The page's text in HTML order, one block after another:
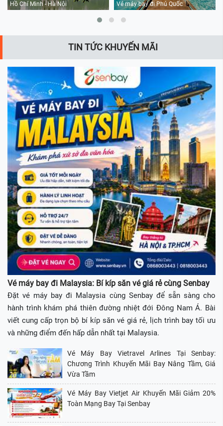
Hồ Chí Minh - Hà Nội Vé máy bay đi Phú Quốc
TIN TỨC KHUYẾN MÃI
Vé máy bay đi Malaysia: Bí kíp săn vé giá rẻ cùng Senbay
Đặt vé máy bay đi Malaysia cùng Senbay để sẵn sàng cho
hành trình khám phá thiên đường nhiệt đới Đông Nam Á. Bài
viết cung cấp trọn bộ bí kíp săn vé giá rẻ, lịch trình bay tối ưu
và những điểm đến hấp dẫn nhất tại Malaysia.
Vé Máy Bay Vietravel Arlines Tại Senbay:
Chương Trình Khuyến Mãi Bay Nâng Tầm, Giá
Vừa Tầm
Vé Máy Bay Vietjet Air Khuyến Mãi Giảm 20%
Toàn Mạng Bay Tại Senbay